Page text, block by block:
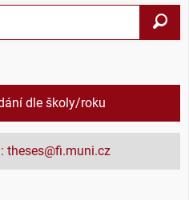
dle školy/roku
theses@fi.muni.cz